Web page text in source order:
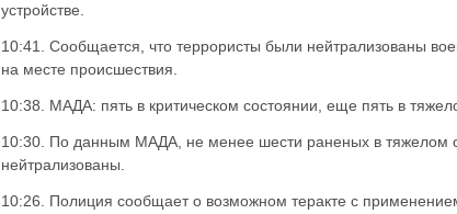
устройстве.
10:41. Сообщается, что террористы были нейтрализованы
на месте происшествия.
10:38. МАДА: пять в критическом состоянии, еще пять в
10:30. По данным МАДА, не менее шести раненых в тяжелом
нейтрализованы.
10:26. Полиция сообщает о возможном теракте с